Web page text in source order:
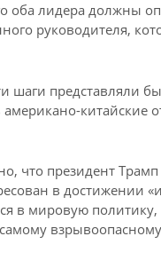
оба лидера должны
руководителя,
шаги представляли
американо-
что президент
в достижении
в мировую